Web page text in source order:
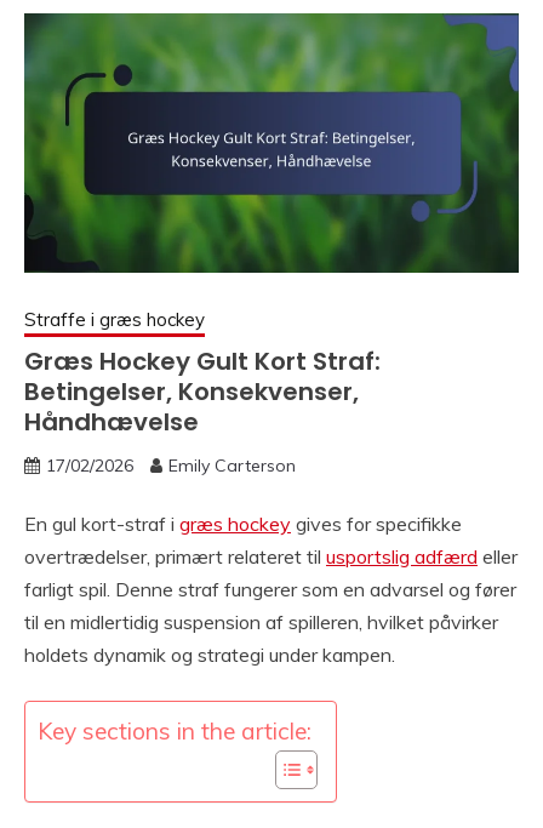
Straffe i græs hockey
Græs Hockey Gult Kort Straf:
Betingelser, Konsekvenser,
Håndhævelse
17/02/2026 Emily Carterson
En gul kort-straf i græs hockey gives for specifikke
overtrædelser, primært relateret til usportslig adfærd eller
farligt spil. Denne straf fungerer som en advarsel og fører
til en midlertidig suspension af spilleren, hvilket påvirker
holdets dynamik og strategi under kampen.
Key sections in the article: